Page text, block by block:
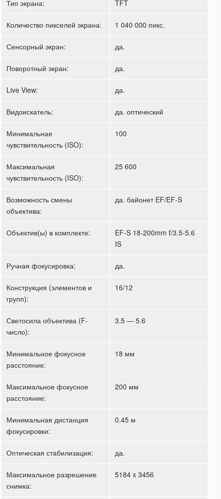
Тип экрана: TFT
Количество пикселей экрана: 1 040 000 пикс.
Сенсорный экран: да.
Поворотный экран: да.
Live View: да.
Видоискатель: да. оптический
Минимальная
чувствительность (ISO):
100
Максимальная
чувствительность (ISO):
25 600
Возможность смены
объектива:
да. байонет EF/EF-S
Объектив(ы) в комплекте:
EF-S 18-200mm f/3.5-5.6
IS
Ручная фокусировка: да.
Конструкция (элементов и
групп):
16/12
Светосила объектива (F-
число):
3.5 — 5.6
Минимальное фокусное
расстояние:
18 мм
Максимальное фокусное
расстояние:
200 мм
Минимальная дистанция
фокусировки:
0.45 м
Оптическая стабилизация: да.
Максимальное разрешение
снимка:
5184 x 3456